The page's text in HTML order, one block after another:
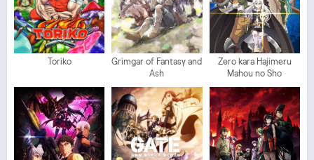
Toriko
Grimgar of Fantasy and
Ash
Zero kara Hajimeru
Mahou no Sho